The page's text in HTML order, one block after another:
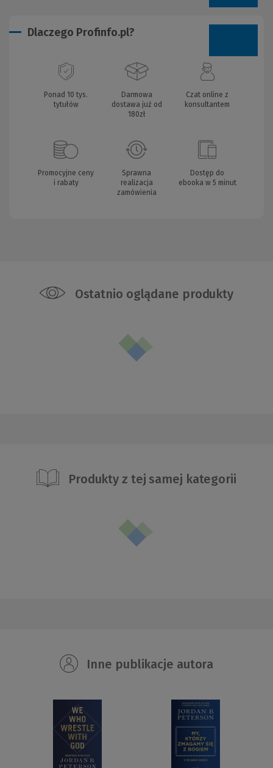
Dlaczego Profinfo.pl?
Ponad 10 tys.
tytułów
Darmowa
dostawa już od
180zł
Czat online z
konsultantem
Promocyjne ceny
i rabaty
Sprawna
realizacja
zamówienia
Dostęp do
ebooka w 5 minut
Ostatnio oglądane produkty
Produkty z tej samej kategorii
Inne publikacje autora